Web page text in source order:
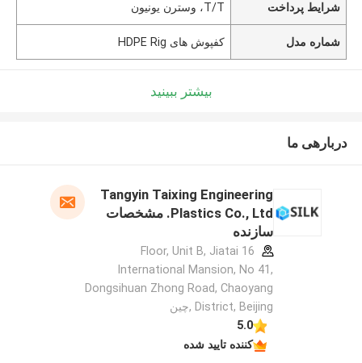
شرایط پرداخت T/T، وسترن یونیون
شماره مدل کفپوش های HDPE Rig
بیشتر ببینید
دربارهی ما
Tangyin Taixing Engineering
Plastics Co., Ltd. مشخصات
سازنده
16 Floor, Unit B, Jiatai
International Mansion, No 41,
Dongsihuan Zhong Road, Chaoyang
District, Beijing ,چین
5.0
کننده تایید شده